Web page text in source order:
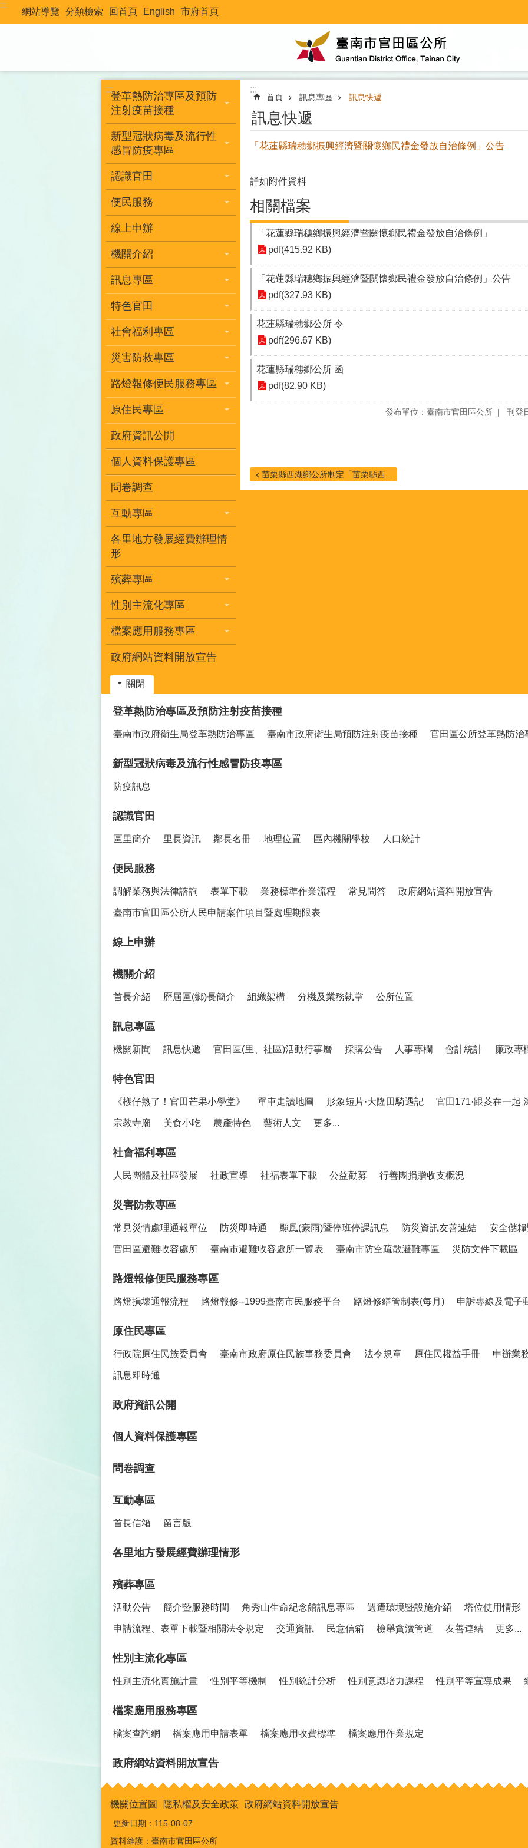
跳到主要內容區塊
:::
網站導覽 分類檢索 回首頁 English 市府首頁
:::
登革熱防治專區及預防
注射疫苗接種
新型冠狀病毒及流行性
感冒防疫專區
認識官田
便民服務
線上申辦
機關介紹
訊息專區
特色官田
社會福利專區
災害防救專區
路燈報修便民服務專區
原住民專區
政府資訊公開
個人資料保護專區
問卷調查
互動專區
各里地方發展經費辦理情
形
殯葬專區
性別主流化專區
檔案應用服務專區
政府網站資料開放宣告
:::
首頁 訊息專區 訊息快遞
訊息快遞
「花蓮縣瑞穗鄉振興經濟暨關懷鄉民禮金發放自治條例」公告
詳如附件資料
相關檔案
「花蓮縣瑞穗鄉振興經濟暨關懷鄉民禮金發放自治條例」
pdf(415.92 KB)
「花蓮縣瑞穗鄉振興經濟暨關懷鄉民禮金發放自治條例」公告
pdf(327.93 KB)
花蓮縣瑞穗鄉公所 令
pdf(296.67 KB)
花蓮縣瑞穗鄉公所 函
pdf(82.90 KB)
發布單位：臺南市官田區公所 刊登
苗栗縣西湖鄉公所制定「苗栗縣西...
關閉
登革熱防治專區及預防注射疫苗接種
臺南市政府衛生局登革熱防治專區 臺南市政府衛生局預防注射疫苗接種 官田區公所登革熱防治
新型冠狀病毒及流行性感冒防疫專區
防疫訊息
認識官田
區里簡介 里長資訊 鄰長名冊 地理位置 區內機關學校 人口統計
便民服務
調解業務與法律諮詢 表單下載 業務標準作業流程 常見問答 政府網站資料開放宣告
臺南市官田區公所人民申請案件項目暨處理期限表
線上申辦
機關介紹
首長介紹 歷屆區(鄉)長簡介 組織架構 分機及業務執掌 公所位置
訊息專區
機關新聞 訊息快遞 官田區(里、社區)活動行事曆 採購公告 人事專欄 會計統計 廉政專
特色官田
《檨仔熟了！官田芒果小學堂》 單車走讀地圖 形象短片·大隆田騎遇記 官田171·跟菱在一起
宗教寺廟 美食小吃 農產特色 藝術人文 更多...
社會福利專區
人民團體及社區發展 社政宣導 社福表單下載 公益勸募 行善團捐贈收支概況
災害防救專區
常見災情處理通報單位 防災即時通 颱風(豪雨)暨停班停課訊息 防災資訊友善連結 安全儲
官田區避難收容處所 臺南市避難收容處所一覽表 臺南市防空疏散避難專區 災防文件下載區
路燈報修便民服務專區
路燈損壞通報流程 路燈報修--1999臺南市民服務平台 路燈修繕管制表(每月) 申訴專線及電子
原住民專區
行政院原住民族委員會 臺南市政府原住民族事務委員會 法令規章 原住民權益手冊 申辦業
訊息即時通
政府資訊公開
個人資料保護專區
問卷調查
互動專區
首長信箱 留言版
各里地方發展經費辦理情形
殯葬專區
活動公告 簡介暨服務時間 角秀山生命紀念館訊息專區 週遭環境暨設施介紹 塔位使用情形
申請流程、表單下載暨相關法令規定 交通資訊 民意信箱 檢舉貪瀆管道 友善連結 更多...
性別主流化專區
性別主流化實施計畫 性別平等機制 性別統計分析 性別意識培力課程 性別平等宣導成果
檔案應用服務專區
檔案查詢網 檔案應用申請表單 檔案應用收費標準 檔案應用作業規定
政府網站資料開放宣告
機關位置圖 隱私權及安全政策 政府網站資料開放宣告
更新日期： 115-08-07
資料維護：臺南市官田區公所